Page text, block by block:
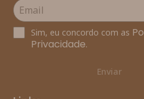
Sim, eu concordo com as
Privacidade.
Enviar